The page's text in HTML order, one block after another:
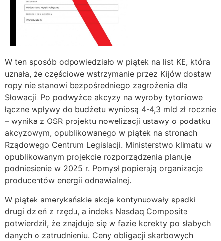
W ten sposób odpowiedziało w piątek na list KE, która
uznała, że częściowe wstrzymanie przez Kijów dostaw
ropy nie stanowi bezpośredniego zagrożenia dla
Słowacji. Po podwyżce akcyzy na wyroby tytoniowe
łączne wpływy do budżetu wyniosą 4-4,3 mld zł rocznie
– wynika z OSR projektu nowelizacji ustawy o podatku
akcyzowym, opublikowanego w piątek na stronach
Rządowego Centrum Legislacji. Ministerstwo klimatu w
opublikowanym projekcie rozporządzenia planuje
podniesienie w 2025 r. Pomysł popierają organizacje
producentów energii odnawialnej.
W piątek amerykańskie akcje kontynuowały spadki
drugi dzień z rzędu, a indeks Nasdaq Composite
potwierdził, że znajduje się w fazie korekty po słabych
danych o zatrudnieniu. Ceny obligacji skarbowych